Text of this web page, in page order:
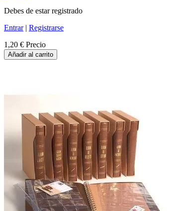
Debes de estar registrado
Entrar| Registrarse
1,20 € Precio
Añadir al carrito